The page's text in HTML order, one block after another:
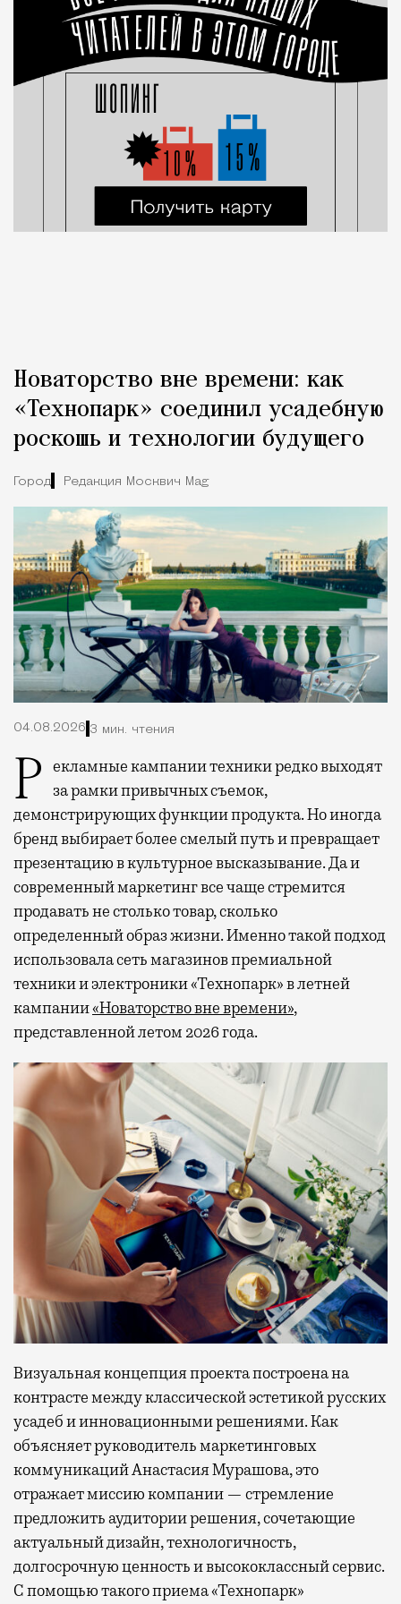
Новаторство вне времени: как
«Технопарк» соединил усадебную
роскошь и технологии будущего
Город Редакция Москвич Mag
04.08.2026 3 мин. чтения
Рекламные кампании техники редко выходят
за рамки привычных съемок,
демонстрирующих функции продукта. Но иногда
бренд выбирает более смелый путь и превращает
презентацию в культурное высказывание. Да и
современный маркетинг все чаще стремится
продавать не столько товар, сколько
определенный образ жизни. Именно такой подход
использовала сеть магазинов премиальной
техники и электроники «Технопарк» в летней
кампании«Новаторство вне времени»,
представленной летом 2026 года.
Визуальная концепция проекта построена на
контрасте между классической эстетикой русских
усадеб и инновационными решениями. Как
объясняет руководитель маркетинговых
коммуникаций Анастасия Мурашова, это
отражает миссию компании — стремление
предложить аудитории решения, сочетающие
актуальный дизайн, технологичность,
долгосрочную ценность и высококлассный сервис.
С помощью такого приема «Технопарк»